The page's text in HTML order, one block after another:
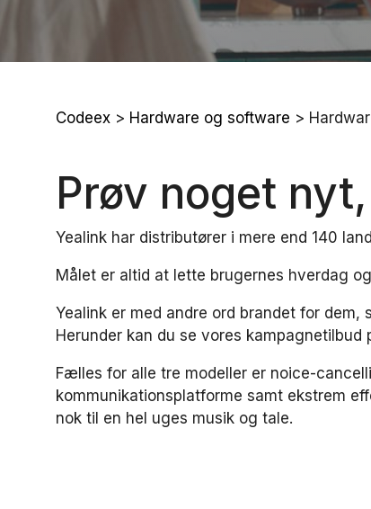
Codeex > Hardware og software >
Prøv noget
Yealink har distributører i mere end 140
Målet er altid at lette brugernes hverdag
Yealink er med andre ord brandet for
Herunder kan du se vores
Fælles for alle tre modeller er noice-
kommunikationsplatforme samt ekstrem
nok til en hel uges musik og tale.